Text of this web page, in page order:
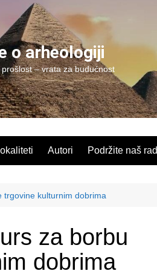
o arheologiji
– vrata za budućnost
Autori Podržite naš rad
trgovine kulturnim dobrima
za borbu
dobrima